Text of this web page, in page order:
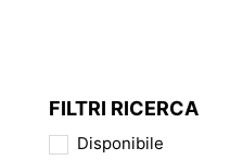
FILTRI RICERCA
Disponibile